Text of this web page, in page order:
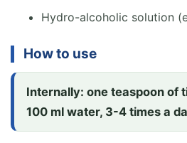
Hydro-alcoholic solution
How to use
Internally: one teaspoon of
100 ml water, 3-4 times a